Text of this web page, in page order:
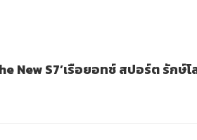
New S7’เรือยอทช์ สปอร์ต รักษ์